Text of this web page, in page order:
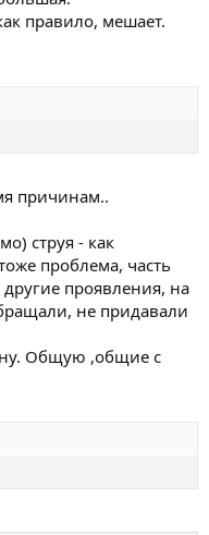
правило, мешает.
причинам..
струя - как
проблема, часть
проявления, на
не придавали
Общую ,общие с